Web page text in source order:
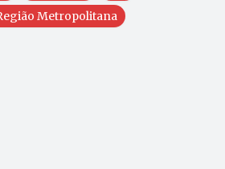
Metropolitana